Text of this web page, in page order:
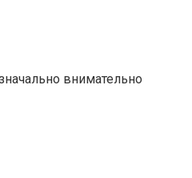
внимательно